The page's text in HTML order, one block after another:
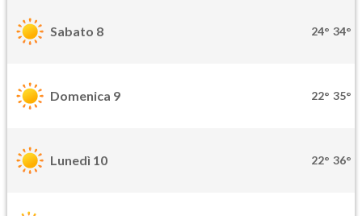
Sabato 8 24° 34°
Domenica 9 22° 35°
Lunedì 10 22° 36°